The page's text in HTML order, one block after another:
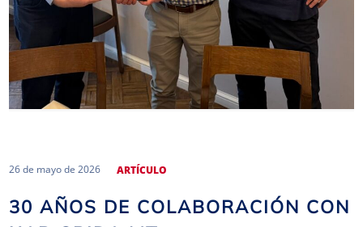
26 de mayo de 2026 ARTÍCULO
30 AÑOS DE COLABORACIÓN CON